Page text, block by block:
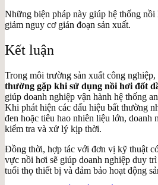
Những biện pháp này giúp hệ thống
giảm nguy cơ gián đoạn sản xuất.
Kết luận
Trong môi trường sản xuất công
thường gặp khi sử dụng nồi hơi đốt
giúp doanh nghiệp vận hành hệ thống
Khi phát hiện các dấu hiệu bất thường
đen hoặc tiêu hao nhiên liệu lớn, doanh
kiểm tra và xử lý kịp thời.
Đồng thời, hợp tác với đơn vị kỹ thuật
vực nồi hơi sẽ giúp doanh nghiệp duy
tuổi thọ thiết bị và đảm bảo hoạt động